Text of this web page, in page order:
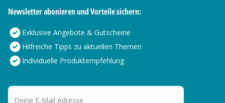
Newsletter abonieren und Vorteile sichern:
Exklusive Angebote & Gutscheine
Hilfreiche Tipps zu aktuellen Themen
Individuelle Produktempfehlung
Deine E-Mail Adresse